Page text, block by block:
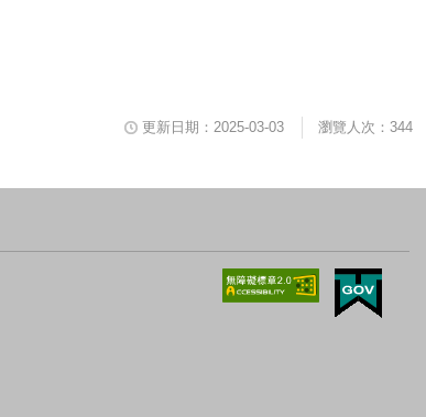
更新日期：2025-03-03 瀏覽人次：344